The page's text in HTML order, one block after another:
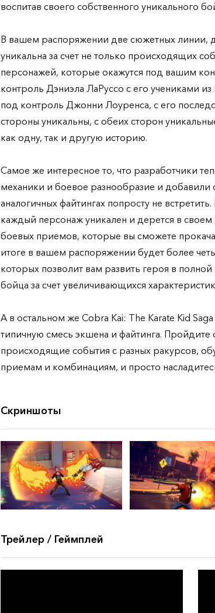
воспитав своего собственного уникального
В вашем распоряжении две сюжетных линии,
уникальна за счет не только происходящих
персонажей, которые окажутся под вашим
контроль Дэниэла ЛаРуссо с его учениками
под контроль Джонни Лоуренса, с его
стороны уникальны, с обеих сторон
как одну, так и другую историю.
Самое же интересное то, что разработчики
механики и боевое разнообразие и добавили
аналогичных файтингах попросту не
каждый персонаж уникален и дерется в
боевых приемов, которые вы сможете
итоге в вашем распоряжении будет более
которых позволит вам развить героя в
бойца за счет увеличивающихся
А в остальном же Cobra Kai: The Karate Kid
типичную смесь экшена и файтинга. Пройдите
происходящие события с разных ракурсов,
приемам и комбинациям, и просто
Скриншоты
Трейлер / Геймплей